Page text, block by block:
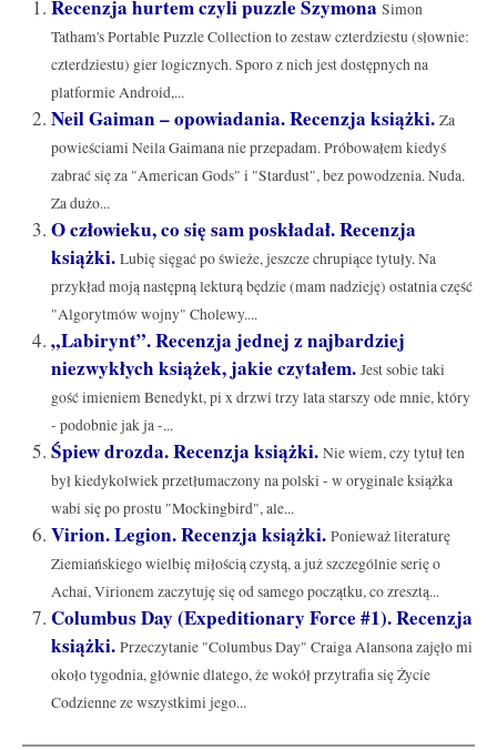
Recenzja hurtem czyli puzzle Szymona Simon
Tatham's Portable Puzzle Collection to zestaw czterdziestu (słownie:
czterdziestu) gier logicznych. Sporo z nich jest dostępnych na
platformie Android,...
Neil Gaiman – opowiadania. Recenzja książki. Za
powieściami Neila Gaimana nie przepadam. Próbowałem kiedyś
zabrać się za "American Gods" i "Stardust", bez powodzenia. Nuda.
Za dużo...
O człowieku, co się sam poskładał. Recenzja
książki. Lubię sięgać po świeże, jeszcze chrupiące tytuły. Na
przykład moją następną lekturą będzie (mam nadzieję) ostatnia część
"Algorytmów wojny" Cholewy....
„Labirynt”. Recenzja jednej z najbardziej
niezwykłych książek, jakie czytałem. Jest sobie taki
gość imieniem Benedykt, pi x drzwi trzy lata starszy ode mnie, który
- podobnie jak ja -...
Śpiew drozda. Recenzja książki. Nie wiem, czy tytuł ten
był kiedykolwiek przetłumaczony na polski - w oryginale książka
wabi się po prostu "Mockingbird", ale...
Virion. Legion. Recenzja książki. Ponieważ literaturę
Ziemiańskiego wielbię miłością czystą, a już szczególnie serię o
Achai, Virionem zaczytuję się od samego początku, co zresztą...
Columbus Day (Expeditionary Force #1). Recenzja
książki. Przeczytanie "Columbus Day" Craiga Alansona zajęło mi
około tygodnia, głównie dlatego, że wokół przytrafia się Życie
Codzienne ze wszystkimi jego...